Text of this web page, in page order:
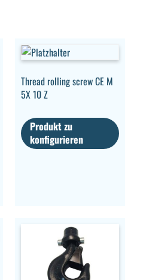
Thread rolling screw CE M
5X 10 Z
Produkt zu
konfigurieren